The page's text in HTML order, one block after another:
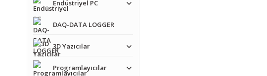
Endüstriyel PC
DAQ-DATA LOGGER
3D Yazıcılar
Programlayıcılar